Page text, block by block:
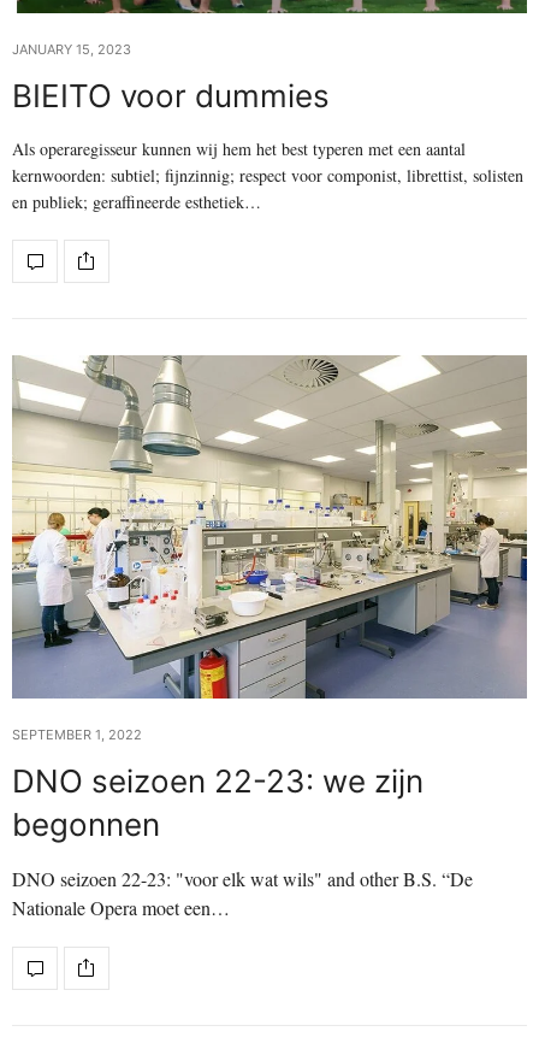
JANUARY 15, 2023
BIEITO voor dummies
Als operaregisseur kunnen wij hem het best typeren met een aantal
kernwoorden: subtiel; fijnzinnig; respect voor componist, librettist, solisten
en publiek; geraffineerde esthetiek…
SEPTEMBER 1, 2022
DNO seizoen 22-23: we zijn
begonnen
DNO seizoen 22-23: "voor elk wat wils" and other B.S. “De
Nationale Opera moet een…